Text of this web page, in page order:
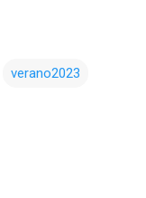
verano2023